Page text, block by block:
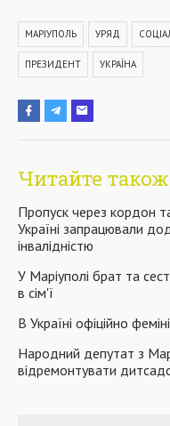
МАРІУПОЛЬ УРЯД
ПРЕЗИДЕНТ УКРАЇНА
Читайте
Пропуск через кордон
Україні запрацювали
інвалідністю
У Маріуполі брат та
в сім'ї
В Україні офіційно
Народний депутат з
відремонтувати